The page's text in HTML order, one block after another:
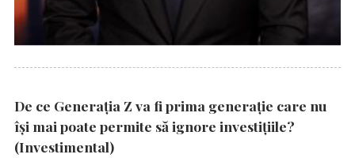
De ce Generația Z va fi prima generație care nu
își mai poate permite să ignore investițiile?
(Investimental)